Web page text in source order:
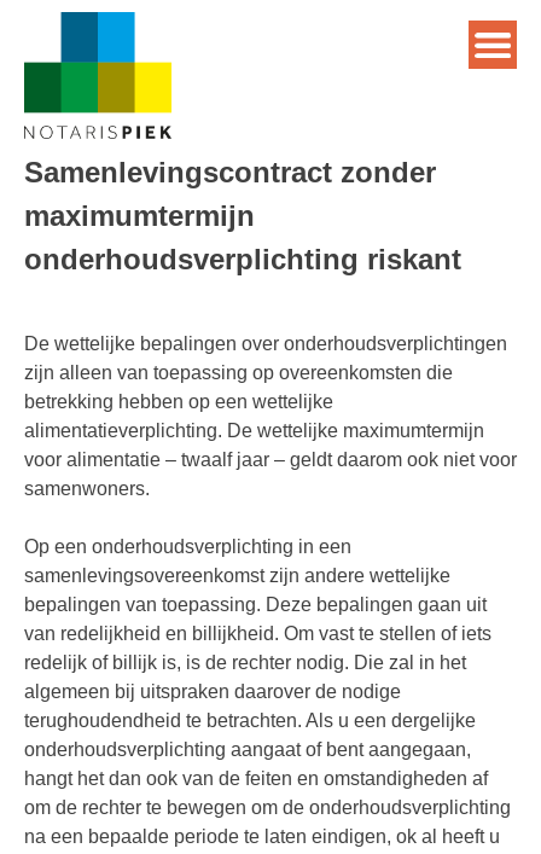
Samenlevingscontract zonder
maximumtermijn
onderhoudsverplichting riskant
De wettelijke bepalingen over onderhoudsverplichtingen
zijn alleen van toepassing op overeenkomsten die
betrekking hebben op een wettelijke
alimentatieverplichting. De wettelijke maximumtermijn
voor alimentatie – twaalf jaar – geldt daarom ook niet voor
samenwoners.
Op een onderhoudsverplichting in een
samenlevingsovereenkomst zijn andere wettelijke
bepalingen van toepassing. Deze bepalingen gaan uit
van redelijkheid en billijkheid. Om vast te stellen of iets
redelijk of billijk is, is de rechter nodig. Die zal in het
algemeen bij uitspraken daarover de nodige
terughoudendheid te betrachten. Als u een dergelijke
onderhoudsverplichting aangaat of bent aangegaan,
hangt het dan ook van de feiten en omstandigheden af
om de rechter te bewegen om de onderhoudsverplichting
na een bepaalde periode te laten eindigen, ok al heeft u